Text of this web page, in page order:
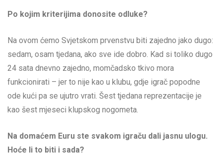
Po kojim kriterijima donosite odluke?
Na ovom ćemo Svjetskom prvenstvu biti zajedno jako dugo:
sedam, osam tjedana, ako sve ide dobro. Kad si toliko dugo
24 sata dnevno zajedno, momčadsko tkivo mora
funkcionirati – jer to nije kao u klubu, gdje igrač popodne
ode kući pa se ujutro vrati. Šest tjedana reprezentacije je
kao šest mjeseci klupskog nogometa.
Na domaćem Euru ste svakom igraču dali jasnu ulogu.
Hoće li to biti i sada?